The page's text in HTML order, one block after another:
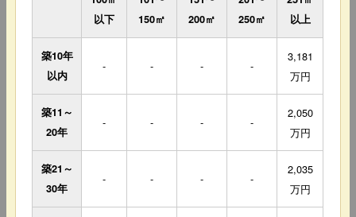
以下
150㎡
200㎡
250㎡
以上
築10年
以内
- - - -
3,181
万円
築11～
20年
- - - -
2,050
万円
築21～
30年
- - - -
2,035
万円